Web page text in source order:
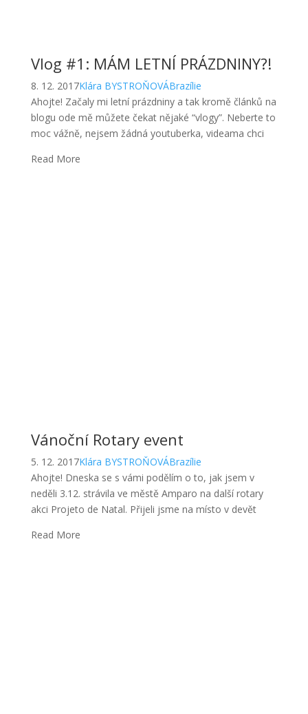
Vlog #1: MÁM LETNÍ PRÁZDNINY?!
8. 12. 2017Klára BYSTROŇOVÁBrazílie
Ahojte! Začaly mi letní prázdniny a tak kromě článků na
blogu ode mě můžete čekat nějaké “vlogy”. Neberte to
moc vážně, nejsem žádná youtuberka, videama chci
Read More
Vánoční Rotary event
5. 12. 2017Klára BYSTROŇOVÁBrazílie
Ahojte! Dneska se s vámi podělím o to, jak jsem v
neděli 3.12. strávila ve městě Amparo na další rotary
akci Projeto de Natal. Přijeli jsme na místo v devět
Read More